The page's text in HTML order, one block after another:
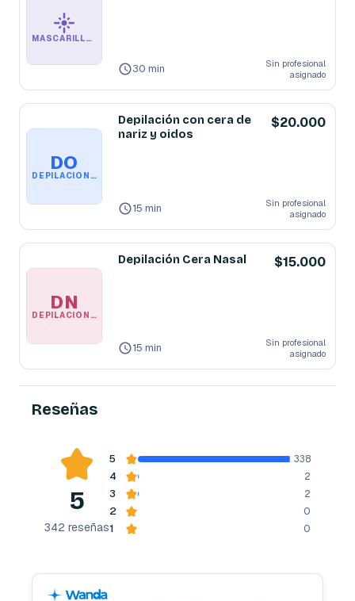
MASCARILLA PUNTOS NEGROS
30 min
Sin profesional
asignado
DO
DEPILACIÓN CON CERA DE NARIZ Y OIDOS
Depilación con cera de
nariz y oidos
$20.000
15 min
Sin profesional
asignado
DN
DEPILACIÓN CERA NASAL
Depilación Cera Nasal $15.000
15 min
Sin profesional
asignado
Reseñas
5
342 reseñas
5 338
4 2
3 2
2 0
1 0